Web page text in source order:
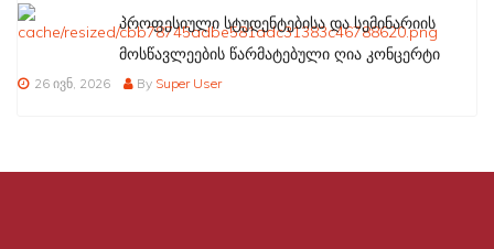
პროფესიული სტუდენტებისა და სემინარიის
მოსწავლეების წარმატებული ღია კონცერტი
26 ივნ, 2026 By Super User